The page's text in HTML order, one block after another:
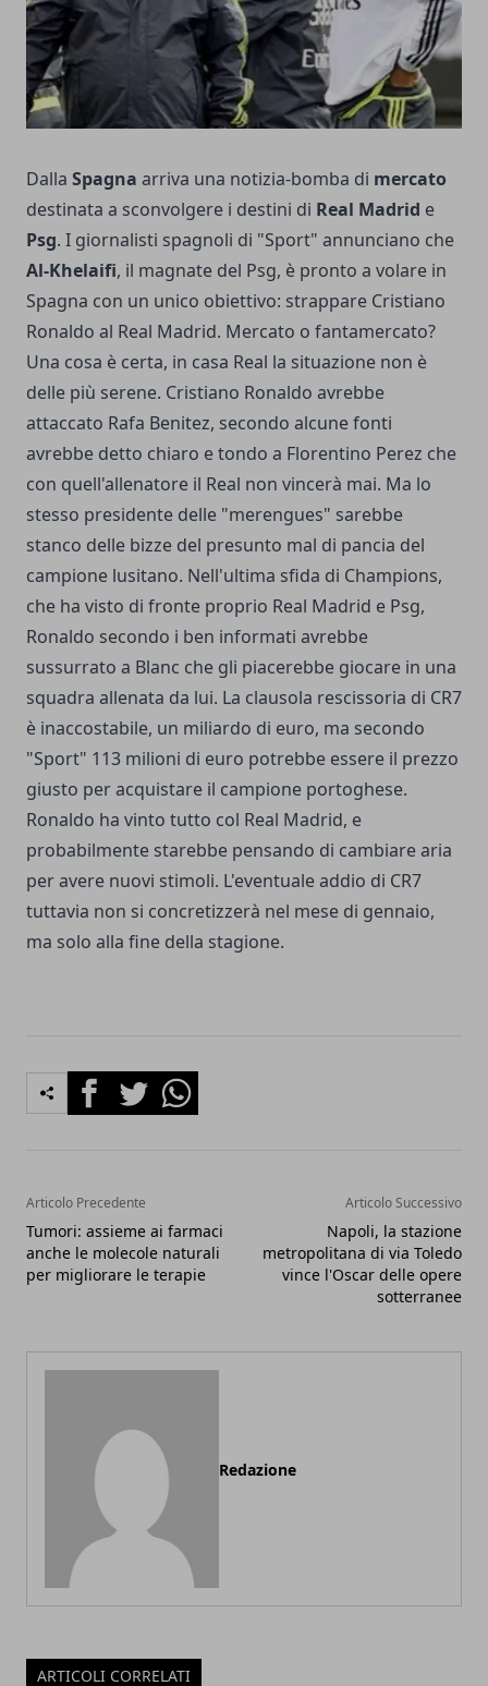
Dalla Spagna arriva una notizia-bomba di mercato
destinata a sconvolgere i destini di Real Madrid e
Psg. I giornalisti spagnoli di "Sport" annunciano che
Al-Khelaifi, il magnate del Psg, è pronto a volare in
Spagna con un unico obiettivo: strappare Cristiano
Ronaldo al Real Madrid. Mercato o fantamercato?
Una cosa è certa, in casa Real la situazione non è
delle più serene. Cristiano Ronaldo avrebbe
attaccato Rafa Benitez, secondo alcune fonti
avrebbe detto chiaro e tondo a Florentino Perez che
con quell'allenatore il Real non vincerà mai. Ma lo
stesso presidente delle "merengues" sarebbe
stanco delle bizze del presunto mal di pancia del
campione lusitano. Nell'ultima sfida di Champions,
che ha visto di fronte proprio Real Madrid e Psg,
Ronaldo secondo i ben informati avrebbe
sussurrato a Blanc che gli piacerebbe giocare in una
squadra allenata da lui. La clausola rescissoria di CR7
è inaccostabile, un miliardo di euro, ma secondo
"Sport" 113 milioni di euro potrebbe essere il prezzo
giusto per acquistare il campione portoghese.
Ronaldo ha vinto tutto col Real Madrid, e
probabilmente starebbe pensando di cambiare aria
per avere nuovi stimoli. L'eventuale addio di CR7
tuttavia non si concretizzerà nel mese di gennaio,
ma solo alla fine della stagione.
FacebookTwitterWhatsapp
Articolo Precedente
Tumori: assieme ai farmaci
anche le molecole naturali
per migliorare le terapie
Articolo Successivo
Napoli, la stazione
metropolitana di via Toledo
vince l'Oscar delle opere
sotterranee
Redazione
ARTICOLI CORRELATI